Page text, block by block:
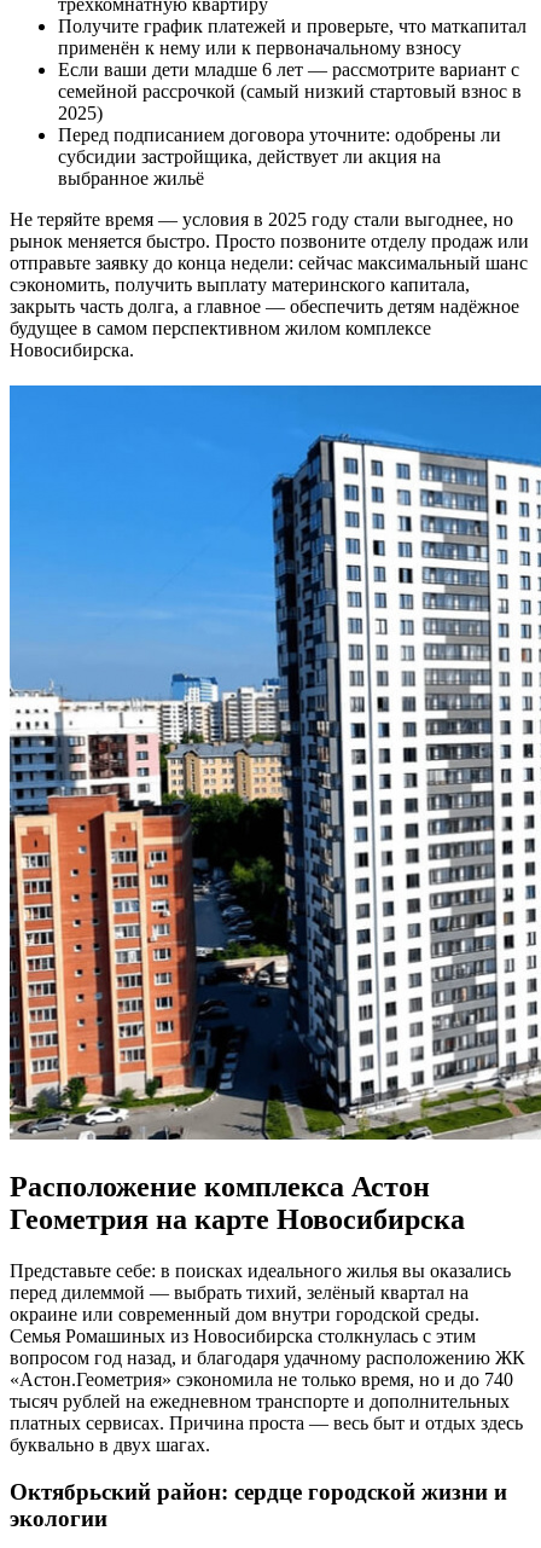
трёхкомнатную квартиру
Получите график платежей и проверьте, что маткапитал
применён к нему или к первоначальному взносу
Если ваши дети младше 6 лет — рассмотрите вариант с
семейной рассрочкой (самый низкий стартовый взнос в
2025)
Перед подписанием договора уточните: одобрены ли
субсидии застройщика, действует ли акция на
выбранное жильё
Не теряйте время — условия в 2025 году стали выгоднее, но
рынок меняется быстро. Просто позвоните отделу продаж или
отправьте заявку до конца недели: сейчас максимальный шанс
сэкономить, получить выплату материнского капитала,
закрыть часть долга, а главное — обеспечить детям надёжное
будущее в самом перспективном жилом комплексе
Новосибирска.
Расположение комплекса Астон
Геометрия на карте Новосибирска
Представьте себе: в поисках идеального жилья вы оказались
перед дилеммой — выбрать тихий, зелёный квартал на
окраине или современный дом внутри городской среды.
Семья Ромашиных из Новосибирска столкнулась с этим
вопросом год назад, и благодаря удачному расположению ЖК
«Астон.Геометрия» сэкономила не только время, но и до 740
тысяч рублей на ежедневном транспорте и дополнительных
платных сервисах. Причина проста — весь быт и отдых здесь
буквально в двух шагах.
Октябрьский район: сердце городской жизни и
экологии